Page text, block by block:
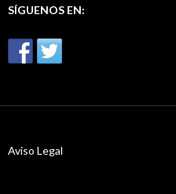
SÍGUENOS EN:
Aviso Legal